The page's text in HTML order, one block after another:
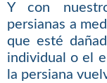
Y con
persianas a
que esté
individual o el
la persiana